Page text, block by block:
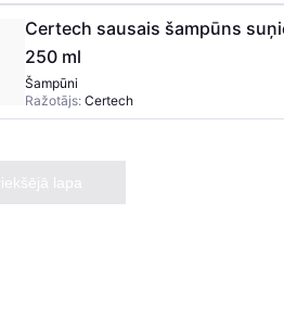
Certech sausais šampūns
250 ml
Šampūni
Ražotājs: Certech
lapa